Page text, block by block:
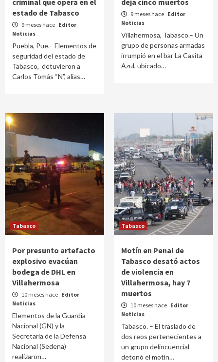
criminal que opera en el
estado de Tabasco
9 meses hace Editor
Noticias
Puebla, Pue.- Elementos de
seguridad del estado de
Tabasco, detuvieron a
Carlos Tomás “N”, alias…
deja cinco muertos
9 meses hace Editor
Noticias
Villahermosa, Tabasco.– Un
grupo de personas armadas
irrumpió en el bar La Casita
Azul, ubicado…
Tabasco
Por presunto artefacto
explosivo evacúan
bodega de DHL en
Villahermosa
10 meses hace Editor
Noticias
Elementos de la Guardia
Nacional (GN) y la
Secretaría de la Defensa
Nacional (Sedena)
realizaron…
Tabasco
Motín en Penal de
Tabasco desató actos
de violencia en
Villahermosa, hay 7
muertos
10 meses hace Editor
Noticias
Tabasco. – El traslado de
dos reos pertenecientes a
un grupo delincuencial
detonó el motín…